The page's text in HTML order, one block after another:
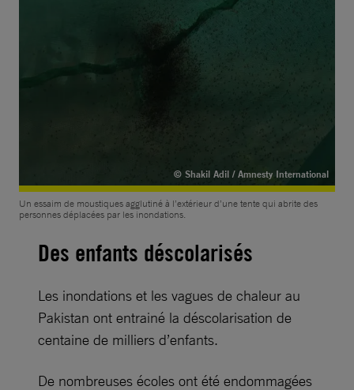
© Shakil Adil / Amnesty International
Un essaim de moustiques agglutiné à l’extérieur d’une tente qui abrite des
personnes déplacées par les inondations.
Des enfants déscolarisés
Les inondations et les vagues de chaleur au
Pakistan ont entrainé la déscolarisation de
centaine de milliers d’enfants.
De nombreuses écoles ont été endommagées